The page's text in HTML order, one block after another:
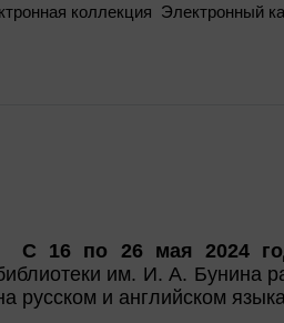
коллекция Электронный
С 16 по 26 мая 2024
им. И. А. Бунина
русском и английском